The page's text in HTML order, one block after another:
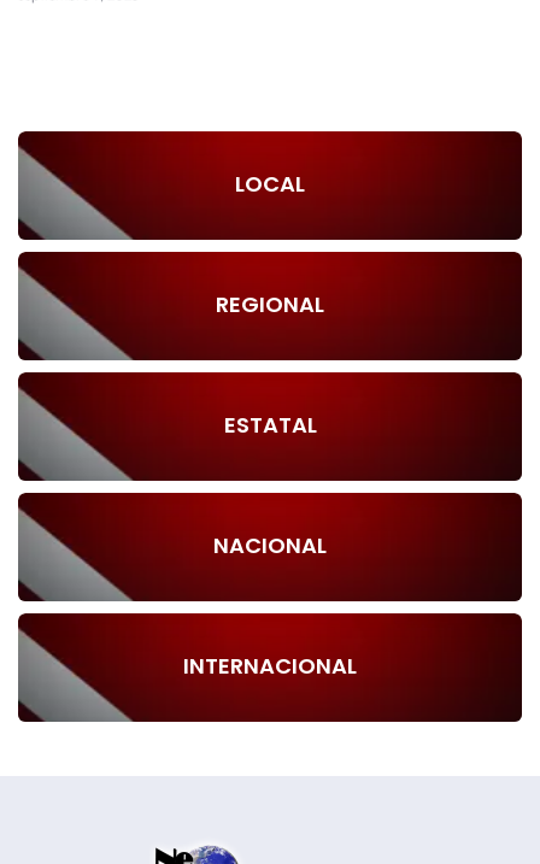
LOCAL
REGIONAL
ESTATAL
NACIONAL
INTERNACIONAL